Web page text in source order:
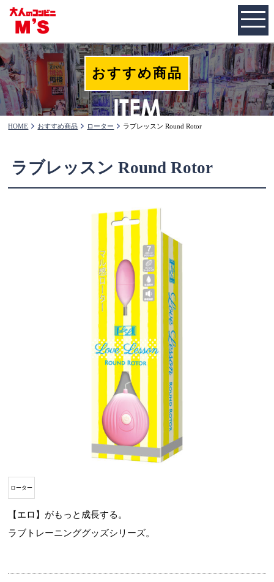
おすすめ商品
HOME おすすめ商品 ローター ラブレッスン Round Rotor
ラブレッスン Round Rotor
ローター
【エロ】がもっと成長する。
ラブトレーニンググッズシリーズ。